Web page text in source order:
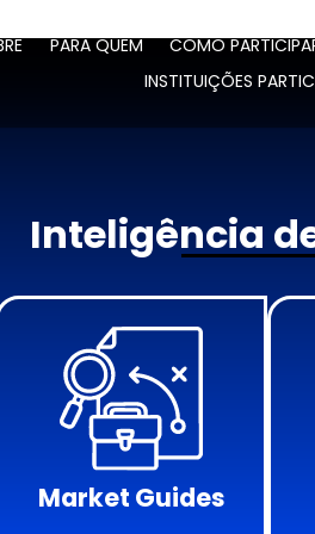
PARA QUEM COMO
INSTITUIÇÕES
Inteligência
Market Guides
Market Guides